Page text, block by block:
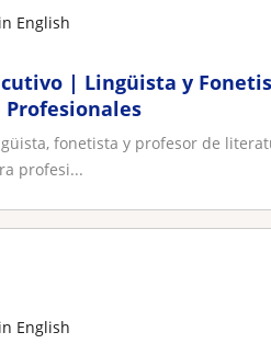
English
| Lingüista y
Profesionales
fonetista y profesor de
profesi...
English